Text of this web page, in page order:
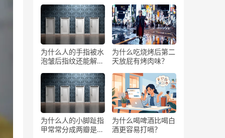
为什么人的手指被水
泡皱后指纹还能解锁
为什么吃烧烤后第二
天放屁有烤肉味？
为什么人的小脚趾指
甲常常分成两瓣是返
为什么喝啤酒比喝白
酒更容易打嗝？